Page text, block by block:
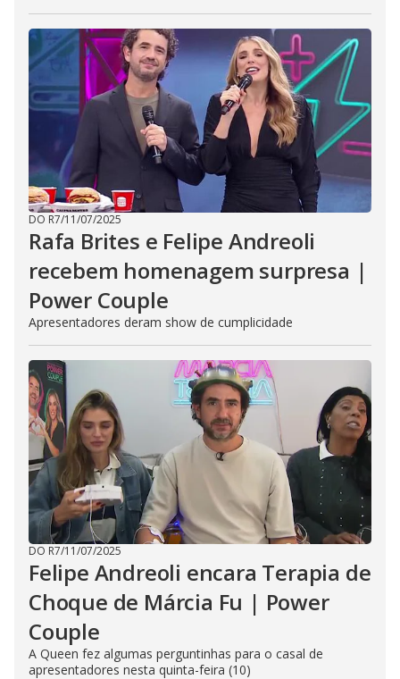
DO R7/11/07/2025
Rafa Brites e Felipe Andreoli
recebem homenagem surpresa |
Power Couple
Apresentadores deram show de cumplicidade
DO R7/11/07/2025
Felipe Andreoli encara Terapia de
Choque de Márcia Fu | Power
Couple
A Queen fez algumas perguntinhas para o casal de
apresentadores nesta quinta-feira (10)